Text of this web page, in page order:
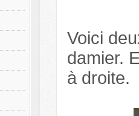
Voici
damier.
à droite.